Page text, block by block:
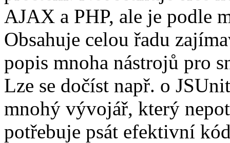
AJAX a PHP, ale je podle
Obsahuje celou řadu
popis mnoha nástrojů pro
Lze se dočíst např. o
mnohý vývojář, který
potřebuje psát efektivní